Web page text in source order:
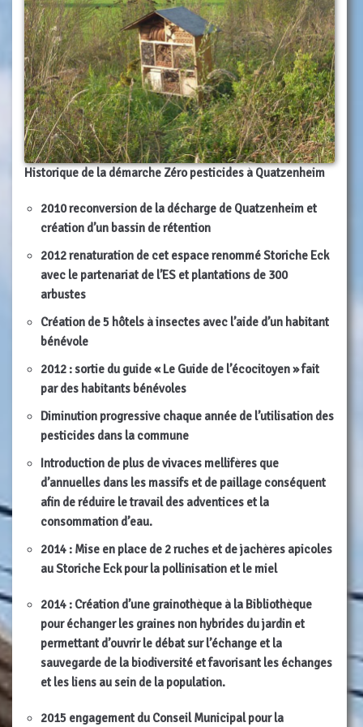
Historique de la démarche Zéro pesticides à Quatzenheim
2010 reconversion de la décharge de Quatzenheim et
création d’un bassin de rétention
2012 renaturation de cet espace renommé Storiche Eck
avec le partenariat de l’ES et plantations de 300
arbustes
Création de 5 hôtels à insectes avec l’aide d’un habitant
bénévole
2012 : sortie du guide « Le Guide de l’écocitoyen » fait
par des habitants bénévoles
Diminution progressive chaque année de l’utilisation des
pesticides dans la commune
Introduction de plus de vivaces mellifères que
d’annuelles dans les massifs et de paillage conséquent
afin de réduire le travail des adventices et la
consommation d’eau.
2014 : Mise en place de 2 ruches et de jachères apicoles
au Storiche Eck pour la pollinisation et le miel
2014 : Création d’une grainothèque à la Bibliothèque
pour échanger les graines non hybrides du jardin et
permettant d’ouvrir le débat sur l’échange et la
sauvegarde de la biodiversité et favorisant les échanges
et les liens au sein de la population.
2015 engagement du Conseil Municipal pour la